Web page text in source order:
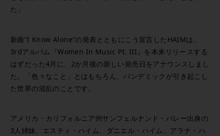
た」
新曲“I Know Alone”の発表とともにこう宣言したHAIMは、
3rdアルバム『Women In Music Pt. III』を本来リリースする
はずだった4月に、2か月後の新しい発売日をアナウンスしまし
た。「色々なこと」とはもちろん、パンデミックが引き起こし
た世界の混乱のことです。
アメリカ・カリフォルニア州サンフェルナンド・バレー出身の
3人姉妹、エスティ・ハイム、ダニエル・ハイム、アラナ・ハ